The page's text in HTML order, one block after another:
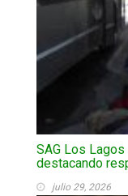
SAG Los
destacando
julio 29, 2026